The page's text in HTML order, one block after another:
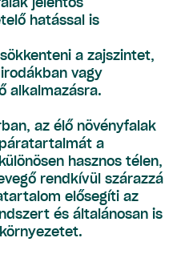
jelentős
hatással is
a zajszintet,
vagy
alkalmazásra.
az élő növényfalak
a
hasznos télen,
rendkívül szárazzá
elősegíti az
és általánosan is